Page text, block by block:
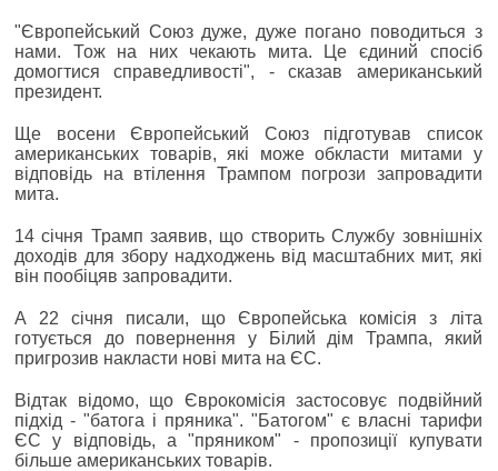
"Європейський Союз дуже, дуже погано поводиться з
нами. Тож на них чекають мита. Це єдиний спосіб
домогтися справедливості", - сказав американський
президент.
Ще восени Європейський Союз підготував список
американських товарів, які може обкласти митами у
відповідь на втілення Трампом погрози запровадити
мита.
14 січня Трамп заявив, що створить Службу зовнішніх
доходів для збору надходжень від масштабних мит, які
він пообіцяв запровадити.
А 22 січня писали, що Європейська комісія з літа
готується до повернення у Білий дім Трампа, який
пригрозив накласти нові мита на ЄС.
Відтак відомо, що Єврокомісія застосовує подвійний
підхід - "батога і пряника". "Батогом" є власні тарифи
ЄС у відповідь, а "пряником" - пропозиції купувати
більше американських товарів.